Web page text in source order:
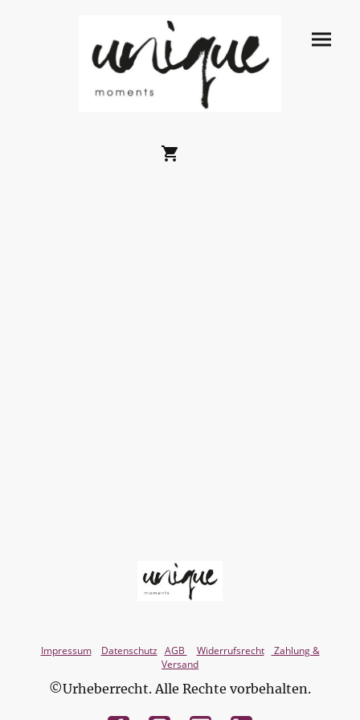
Impressum Datenschutz AGB Widerrufsrecht
Zahlung &
Versand
©Urheberrecht. Alle Rechte vorbehalten.